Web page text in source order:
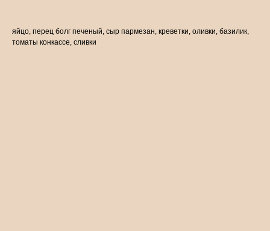
яйцо, перец болг печеный, сыр пармезан, креветки, оливки, базилик,
томаты конкассе, сливки